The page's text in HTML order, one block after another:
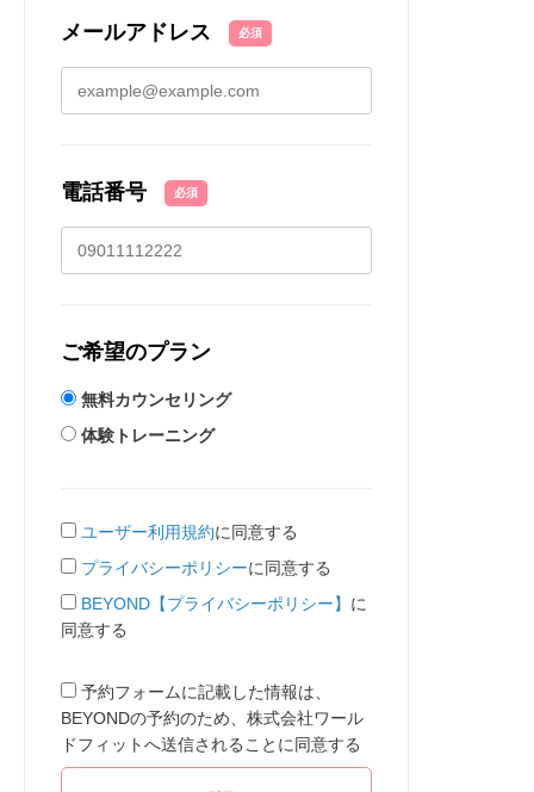
メールアドレス 必須
電話番号 必須
ご希望のプラン
無料カウンセリング
体験トレーニング
ユーザー利用規約に同意する
プライバシーポリシーに同意する
BEYOND【プライバシーポリシー】 に
同意する
予約フォームに記載した情報は、
BEYONDの予約のため、株式会社ワール
ドフィットへ送信されることに同意する